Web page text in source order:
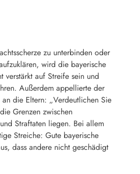
zu unterbinden oder
wird die bayerische
verstärkt auf Streife sein und
Außerdem appellierte der
an die Eltern: „Verdeutlichen Sie
Grenzen zwischen
Straftaten liegen. Bei allem
Streiche: Gute bayerische
dass andere nicht geschädigt